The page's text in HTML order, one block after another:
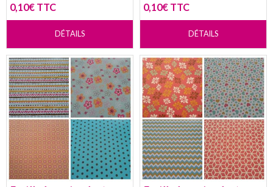
0,10€ TTC
DÉTAILS
0,10€ TTC
DÉTAILS